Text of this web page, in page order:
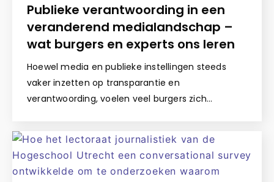
Publieke verantwoording in een
veranderend medialandschap –
wat burgers en experts ons leren
Hoewel media en publieke instellingen steeds
vaker inzetten op transparantie en
verantwoording, voelen veel burgers zich…